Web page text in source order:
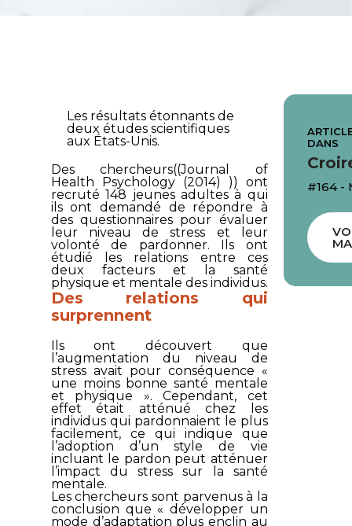
Les résultats étonnants de
deux études scientifiques
aux États-Unis.
Des chercheurs((Journal of
Health Psychology (2014) )) ont
recruté 148 jeunes adultes à qui
ils ont demandé de répondre à
des questionnaires pour évaluer
leur niveau de stress et leur
volonté de pardonner. Ils ont
étudié les relations entre ces
deux facteurs et la santé
physique et mentale des individus.
Des relations qui
surprennent
Ils ont découvert que
l’augmentation du niveau de
stress avait pour conséquence «
une moins bonne santé mentale
et physique ». Cependant, cet
effet était atténué chez les
individus qui pardonnaient le plus
facilement, ce qui indique que
l’adoption d’un style de vie
incluant le pardon peut atténuer
l’impact du stress sur la santé
mentale.
Les chercheurs sont parvenus à la
conclusion que « développer un
mode d’adaptation plus enclin au
DANS
#164 -